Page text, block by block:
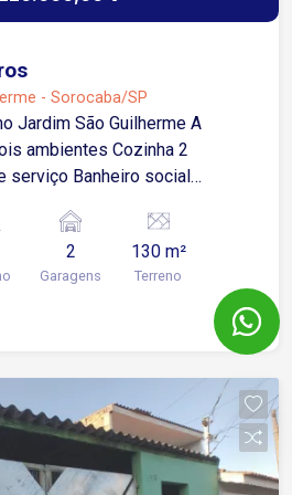
- Sorocaba/SP
Jardim São Guilherme A
serviço Banheiro social
!
2
Garagens
130 m²
Terreno